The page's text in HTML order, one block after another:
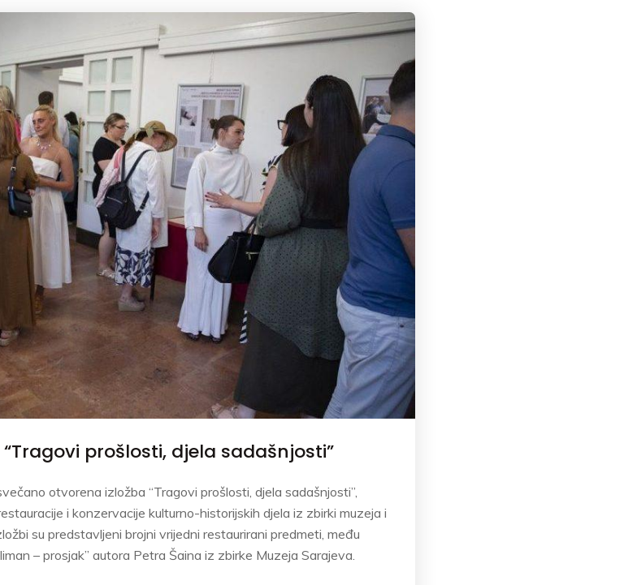
prošlosti, djela sadašnjosti”
otvorena izložba “Tragovi prošlosti, djela sadašnjosti”,
i konzervacije kulturno-historijskih djela iz zbirki muzeja i
su predstavljeni brojni vrijedni restaurirani predmeti, među
– prosjak” autora Petra Šaina iz zbirke Muzeja Sarajeva.